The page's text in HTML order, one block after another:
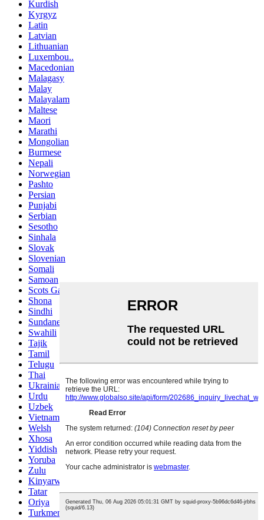
Kurdish
Kyrgyz
Latin
Latvian
Lithuanian
Luxembou..
Macedonian
Malagasy
Malay
Malayalam
Maltese
Maori
Marathi
Mongolian
Burmese
Nepali
Norwegian
Pashto
Persian
Punjabi
Serbian
Sesotho
Sinhala
Slovak
Slovenian
Somali
Samoan
Scots Gaelic
Shona
Sindhi
Sundanese
Swahili
Tajik
Tamil
Telugu
Thai
Ukrainian
Urdu
Uzbek
Vietnamese
Welsh
Xhosa
Yiddish
Yoruba
Zulu
Kinyarwanda
Tatar
Oriya
Turkmen